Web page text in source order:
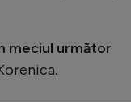
meciul următor